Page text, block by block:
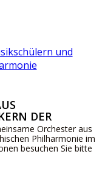
DER
Orchester aus
Philharmonie im
besuchen Sie bitte